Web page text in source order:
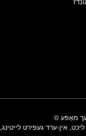
מאַפּע
, אין-ערד געפירט לייטינג,